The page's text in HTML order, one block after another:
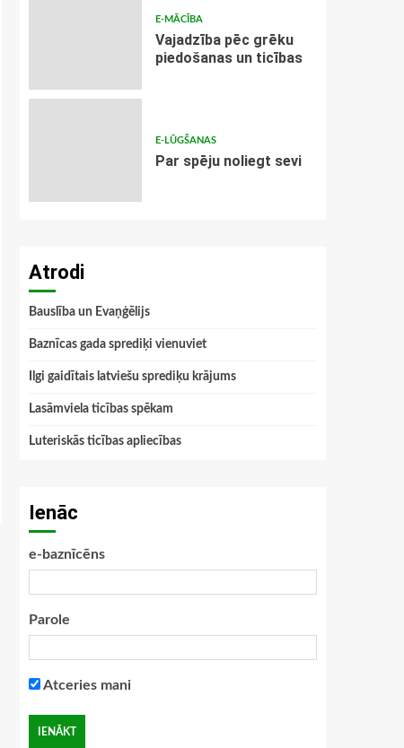
E-MĀCĪBA
Vajadzība pēc grēku
piedošanas un ticības
E-LŪGŠANAS
Par spēju noliegt sevi
Atrodi
Bauslība un Evaņģēlijs
Baznīcas gada sprediķi vienuviet
Ilgi gaidītais latviešu sprediķu krājums
Lasāmviela ticības spēkam
Luteriskās ticības apliecības
Ienāc
e-baznīcēns
Parole
Atceries mani